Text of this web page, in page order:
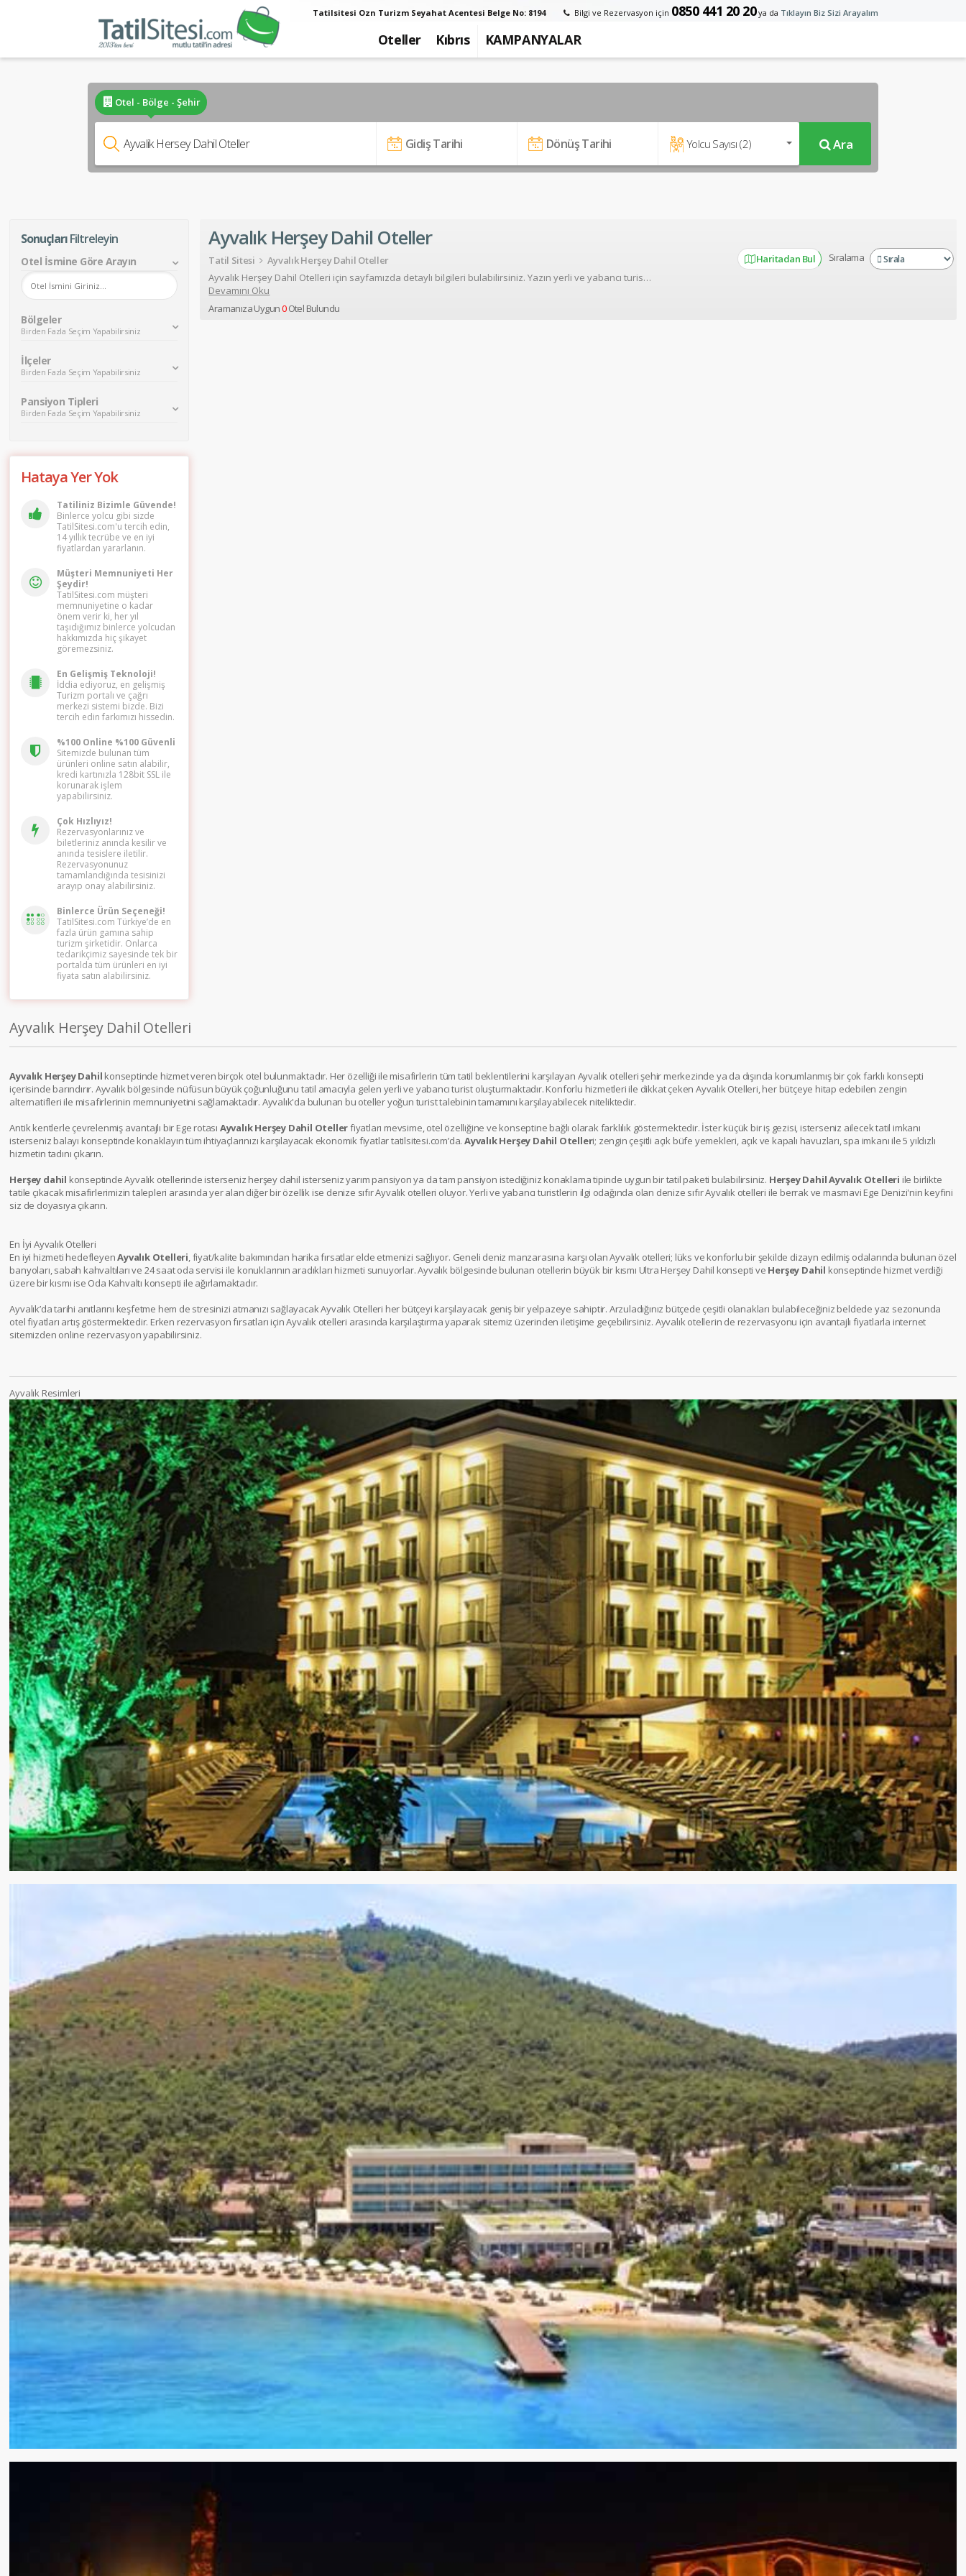
Tatilsitesi Ozn Turizm Seyahat Acentesi Belge No: 8194 Bilgi ve Rezervasyon için 0850 441 20 20ya da Tıklayın Biz Sizi Arayalım
Oteller Kıbrıs KAMPANYALAR
Otel - Bölge - Şehir
Yolcu Sayısı (2) Ara
SonuçlarıFiltreleyin
Otel İsmine Göre Arayın
Bölgeler
Birden Fazla Seçim Yapabilirsiniz
İlçeler
Birden Fazla Seçim Yapabilirsiniz
Pansiyon Tipleri
Birden Fazla Seçim Yapabilirsiniz
Hataya Yer Yok
Tatiliniz Bizimle Güvende!
Binlerce yolcu gibi sizde
TatilSitesi.com'u tercih edin,
14 yıllık tecrübe ve en iyi
fiyatlardan yararlanın.
Müşteri Memnuniyeti Her
Şeydir!
TatilSitesi.com müşteri
memnuniyetine o kadar
önem verir ki, her yıl
taşıdığımız binlerce yolcudan
hakkımızda hiç şikayet
göremezsiniz.
En Gelişmiş Teknoloji!
İddia ediyoruz, en gelişmiş
Turizm portalı ve çağrı
merkezi sistemi bizde. Bizi
tercih edin farkımızı hissedin.
%100 Online %100 Güvenli
Sitemizde bulunan tüm
ürünleri online satın alabilir,
kredi kartınızla 128bit SSL ile
korunarak işlem
yapabilirsiniz.
Çok Hızlıyız!
Rezervasyonlarınız ve
biletleriniz anında kesilir ve
anında tesislere iletilir.
Rezervasyonunuz
tamamlandığında tesisinizi
arayıp onay alabilirsiniz.
Binlerce Ürün Seçeneği!
TatilSitesi.com Türkiye’de en
fazla ürün gamına sahip
turizm şirketidir. Onlarca
tedarikçimiz sayesinde tek bir
portalda tüm ürünleri en iyi
fiyata satın alabilirsiniz.
Ayvalık Herşey Dahil Oteller
Tatil Sitesi
Ayvalık Herşey Dahil Oteller
Ayvalık Herşey Dahil Otelleri için sayfamızda detaylı bilgileri bulabilirsiniz. Yazın yerli ve yabancı turistin bölgeye gelmesiyle birlikte nüfus 2 katına çıkmaktadır.
Devamını Oku
Aramanıza Uygun0Otel Bulundu
Sıralama
Haritadan Bul
Ayvalık Herşey Dahil Otelleri
Ayvalık Herşey Dahil konseptinde hizmet veren birçok otel bulunmaktadır. Her özelliği ile misafirlerin tüm tatil beklentilerini karşılayan Ayvalık otelleri şehir merkezinde ya da dışında konumlanmış bir çok farklı konsepti
içerisinde barındırır. Ayvalık bölgesinde nüfüsun büyük çoğunluğunu tatil amacıyla gelen yerli ve yabancı turist oluşturmaktadır. Konforlu hizmetleri ile dikkat çeken Ayvalık Otelleri, her bütçeye hitap edebilen zengin
alternatifleri ile misafirlerinin memnuniyetini sağlamaktadır. Ayvalık'da bulunan bu oteller yoğun turist talebinin tamamını karşılayabilecek niteliktedir.
Antik kentlerle çevrelenmiş avantajlı bir Ege rotası Ayvalık Herşey Dahil Otellerfiyatları mevsime, otel özelliğine ve konseptine bağlı olarak farklılık göstermektedir. İster küçük bir iş gezisi, isterseniz ailecek tatil imkanı
isterseniz balayı konseptinde konaklayın tüm ihtiyaçlarınızı karşılayacak ekonomik fiyatlar tatilsitesi.com’da.Ayvalık Herşey Dahil Otelleri; zengin çeşitli açık büfe yemekleri, açık ve kapalı havuzları, spa imkanı ile 5 yıldızlı
hizmetin tadını çıkarın.
Herşey dahil konseptinde Ayvalık otellerinde isterseniz herşey dahil isterseniz yarım pansiyon ya da tam pansiyon istediğiniz konaklama tipinde uygun bir tatil paketi bulabilirsiniz. Herşey Dahil Ayvalık Otelleri ile birlikte
tatile çıkacak misafirlerimizin talepleri arasında yer alan diğer bir özellik ise denize sıfır Ayvalık otelleri oluyor. Yerli ve yabancı turistlerin ilgi odağında olan denize sıfır Ayvalık otelleri ile berrak ve masmavi Ege Denizi'nin keyfini
siz de doyasıya çıkarın.
En İyi Ayvalık Otelleri
En iyi hizmeti hedefleyenAyvalık Otelleri, fiyat/kalite bakımından harika fırsatlar elde etmenizi sağlıyor. Geneli deniz manzarasına karşı olan Ayvalık otelleri; lüks ve konforlu bir şekilde dizayn edilmiş odalarında bulunan özel
banyoları, sabah kahvaltıları ve 24 saat oda servisi ile konuklarının aradıkları hizmeti sunuyorlar. Ayvalık bölgesinde bulunan otellerin büyük bir kısmı Ultra Herşey Dahil konsepti ve Herşey Dahil konseptinde hizmet verdiği
üzere bir kısmı ise Oda Kahvaltı konsepti ile ağırlamaktadır.
Ayvalık’da tarihi anıtlarını keşfetme hem de stresinizi atmanızı sağlayacak Ayvalık Otelleri her bütçeyi karşılayacak geniş bir yelpazeye sahiptir. Arzuladığınız bütçede çeşitli olanakları bulabileceğiniz beldede yaz sezonunda
otel fiyatları artış göstermektedir. Erken rezervasyon fırsatları için Ayvalık otelleri arasında karşılaştırma yaparak sitemiz üzerinden iletişime geçebilirsiniz. Ayvalık otellerin de rezervasyonu için avantajlı fiyatlarla internet
sitemizden online rezervasyon yapabilirsiniz.
Ayvalık Resimleri